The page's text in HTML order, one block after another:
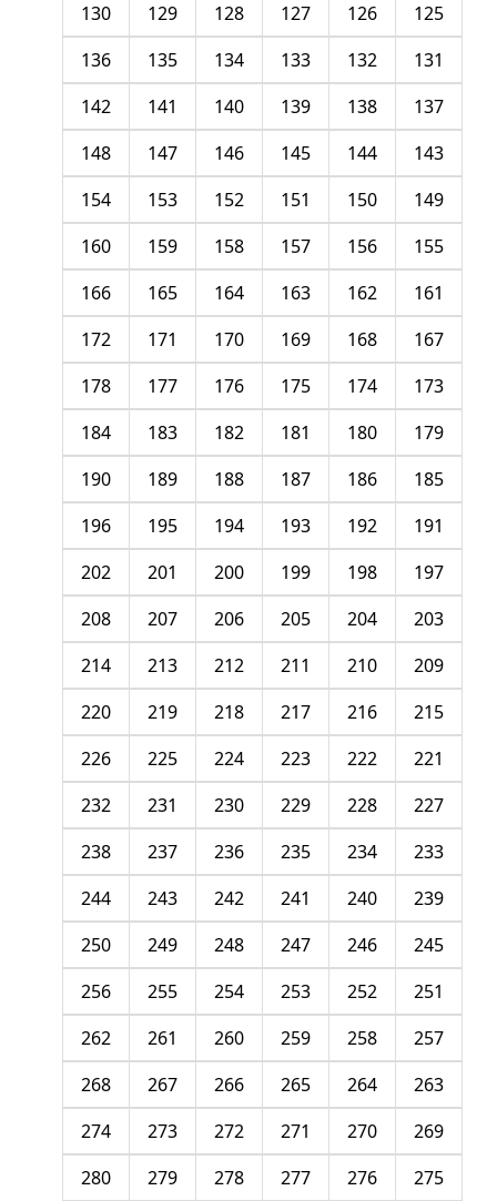
125
126
127
128
129
130
131
132
133
134
135
136
137
138
139
140
141
142
143
144
145
146
147
148
149
150
151
152
153
154
155
156
157
158
159
160
161
162
163
164
165
166
167
168
169
170
171
172
173
174
175
176
177
178
179
180
181
182
183
184
185
186
187
188
189
190
191
192
193
194
195
196
197
198
199
200
201
202
203
204
205
206
207
208
209
210
211
212
213
214
215
216
217
218
219
220
221
222
223
224
225
226
227
228
229
230
231
232
233
234
235
236
237
238
239
240
241
242
243
244
245
246
247
248
249
250
251
252
253
254
255
256
257
258
259
260
261
262
263
264
265
266
267
268
269
270
271
272
273
274
275
276
277
278
279
280